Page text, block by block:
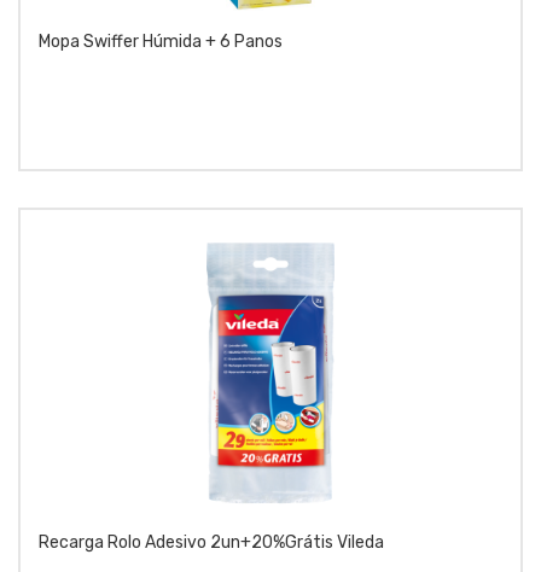
Mopa Swiffer Húmida + 6 Panos
Recarga Rolo Adesivo 2un+20%grátis Vileda